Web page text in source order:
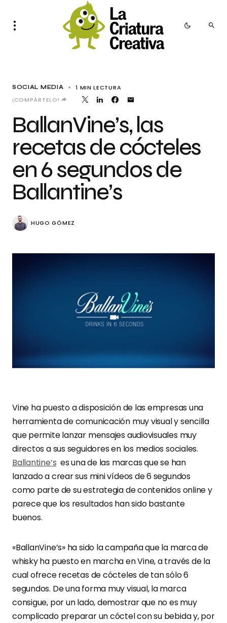
SOCIAL MEDIA
1 MIN LECTURA
¡COMPÁRTELO!
BallanVine’s, las
recetas de cócteles
en 6 segundos de
Ballantine’s
HUGO GÓMEZ
Vine ha puesto a disposición de las empresas una
herramienta de comunicación muy visual y sencilla
que permite lanzar mensajes audiovisuales muy
directos a sus seguidores en los medios sociales.
Ballantine’s es una de las marcas que se han
lanzado a crear sus mini vídeos de 6 segundos
como parte de su estrategia de contenidos online y
parece que los resultados han sido bastante
buenos.
«BallanVine’s» ha sido la campaña que la marca de
whisky ha puesto en marcha en Vine, a través de la
cual ofrece recetas de cócteles de tan sólo 6
segundos. De una forma muy visual, la marca
consigue, por un lado, demostrar que no es muy
complicado preparar un cóctel con su bebida y, por